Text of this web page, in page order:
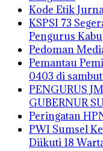
Kode Etik
KSPSI 73
Pengurus
Pedoman
Pemantau
0403 di
PENGURUS
GUBERNUR
Peringatan
PWI Sumsel
Diikuti 18